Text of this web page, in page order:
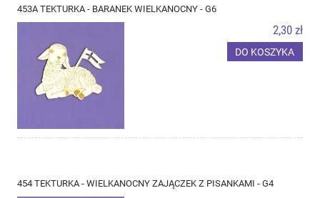
453A TEKTURKA - BARANEK WIELKANOCNY - G6
2,30 zł
DO KOSZYKA
454 TEKTURKA - WIELKANOCNY ZAJĄCZEK Z PISANKAMI - G4